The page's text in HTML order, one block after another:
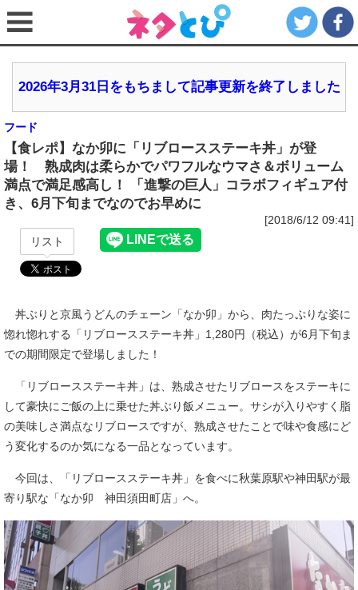
2026年3月31日をもちまして記事更新を終了しました
フード
【食レポ】なか卯に「リブロースステーキ丼」が登
場！ 熟成肉は柔らかでパワフルなウマさ＆ボリューム
満点で満足感高し！ 「進撃の巨人」コラボフィギュア付
き、6月下旬までなのでお早めに
[2018/6/12 09:41]
リスト
丼ぶりと京風うどんのチェーン「なか卯」から、肉たっぷりな姿に
惚れ惚れする「リブロースステーキ丼」1,280円（税込）が6月下旬ま
での期間限定で登場しました！
「リブロースステーキ丼」は、熟成させたリブロースをステーキに
して豪快にご飯の上に乗せた丼ぶり飯メニュー。サシが入りやすく脂
の美味しさ満点なリブロースですが、熟成させたことで味や食感にど
う変化するのか気になる一品となっています。
今回は、「リブロースステーキ丼」を食べに秋葉原駅や神田駅が最
寄り駅な「なか卯 神田須田町店」へ。